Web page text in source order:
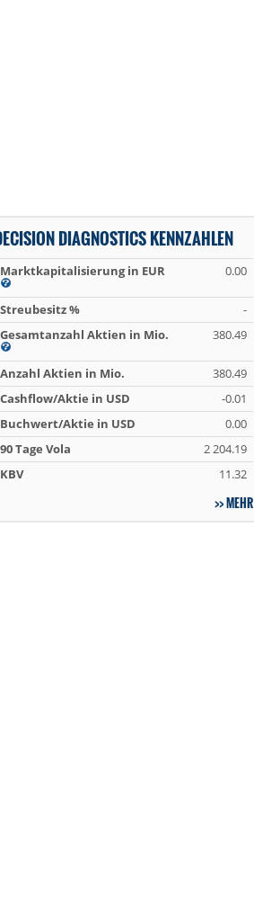
DIAGNOSTICS KENNZAHLEN
Marktkapitalisierung in EUR 0.00
Streubesitz %
-
Gesamtanzahl Aktien in Mio.
380.49
Anzahl Aktien in Mio.
380.49
Cashflow/Aktie in USD
-0.01
Buchwert/Aktie in USD
0.00
90 Tage Vola
2 204.19
KBV
11.32
MEHR